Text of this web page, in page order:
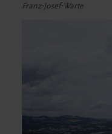
Franz-Josef-Warte